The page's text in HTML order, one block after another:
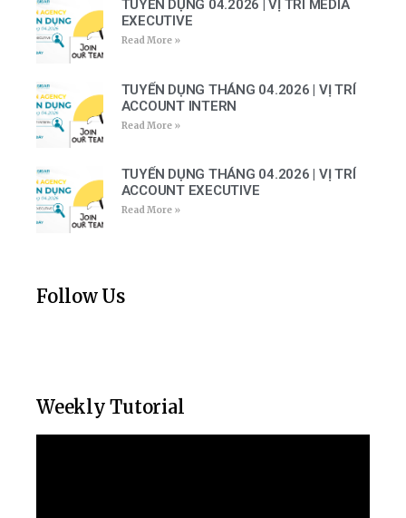
TUYỂN DỤNG 04.2026 | VỊ TRÍ MEDIA
EXECUTIVE
Read More »
TUYỂN DỤNG THÁNG 04.2026 | VỊ TRÍ
ACCOUNT INTERN
Read More »
TUYỂN DỤNG THÁNG 04.2026 | VỊ TRÍ
ACCOUNT EXECUTIVE
Read More »
Follow Us
Weekly Tutorial